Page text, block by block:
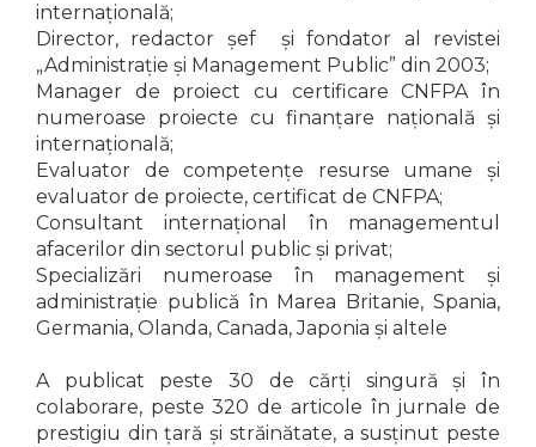
internațională;
Director, redactor șef și fondator al revistei
„Administraţie şi Management Public” din 2003;
Manager de proiect cu certificare CNFPA în
numeroase proiecte cu finanțare națională și
internațională;
Evaluator de competențe resurse umane și
evaluator de proiecte, certificat de CNFPA;
Consultant internațional în managementul
afacerilor din sectorul public şi privat;
Specializări numeroase în management și
administrație publică în Marea Britanie, Spania,
Germania, Olanda, Canada, Japonia și altele
A publicat peste 30 de cărți singură și în
colaborare, peste 320 de articole în jurnale de
prestigiu din țară și străinătate, a susținut peste